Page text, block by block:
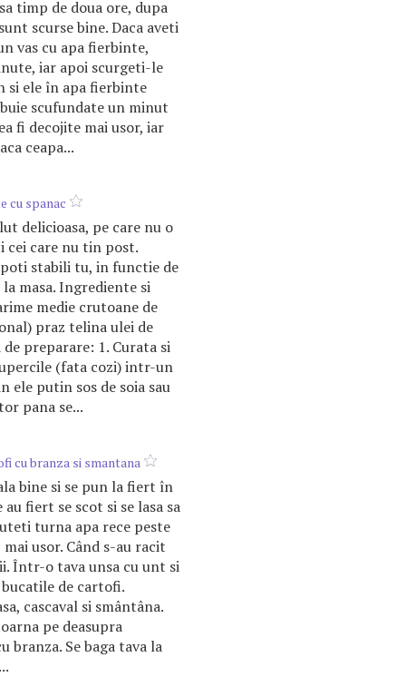
timp de doua ore, dupa
scurse bine. Daca aveti
vas cu apa fierbinte,
iar apoi scurgeti-le
si ele în apa fierbinte
scufundate un minut
fi decojite mai usor, iar
ceapa...
cu spanac
delicioasa, pe care nu o
cei care nu tin post.
stabili tu, in functie de
masa. Ingrediente si
medie crutoane de
praz telina ulei de
preparare: 1. Curata si
(fata cozi) intr-un
ele putin sos de soia sau
pana se...
cu branza si smantana
bine si se pun la fiert în
au fiert se scot si se lasa sa
turna apa rece peste
mai usor. Când s-au racit
Într-o tava unsa cu unt si
bucatile de cartofi.
cascaval si smântâna.
pe deasupra
Se baga tava la